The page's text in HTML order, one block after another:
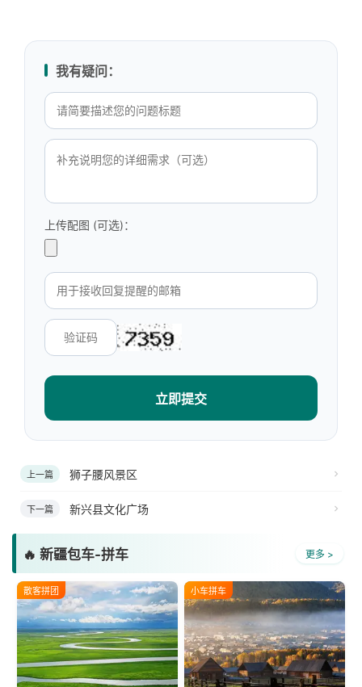
我有疑问：
上传配图 (可选)：
立即提交
上一篇 狮子腰风景区
下一篇 新兴县文化广场
🔥 新疆包车-拼车 更多 >
散客拼团 小车拼车